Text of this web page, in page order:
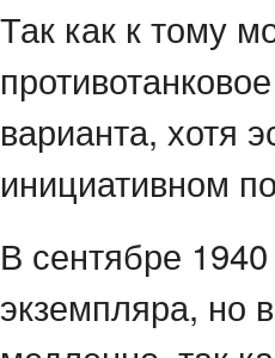
Так как к тому
варианта, хотя
инициативном
В сентябре 1940
экземпляра, но